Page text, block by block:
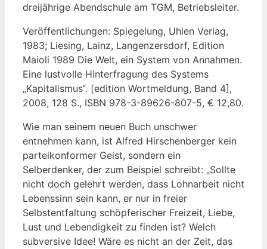
dreijährige Abendschule am TGM, Betriebsleiter.
Veröffentlichungen: Spiegelung, Uhlen Verlag,
1983; Liesing, Lainz, Langenzersdorf, Edition
Maioli 1989 Die Welt, ein System von Annahmen.
Eine lustvolle Hinterfragung des Systems
„Kapitalismus“. [edition Wortmeldung, Band 4],
2008, 128 S., ISBN 978-3-89626-807-5, € 12,80.
Wie man seinem neuen Buch unschwer
entnehmen kann, ist Alfred Hirschenberger kein
parteikonformer Geist, sondern ein
Selberdenker, der zum Beispiel schreibt: „Sollte
nicht doch gelehrt werden, dass Lohnarbeit nicht
Lebenssinn sein kann, er nur in freier
Selbstentfaltung schöpferischer Freizeit, Liebe,
Lust und Lebendigkeit zu finden ist? Welch
subversive Idee! Wäre es nicht an der Zeit, das